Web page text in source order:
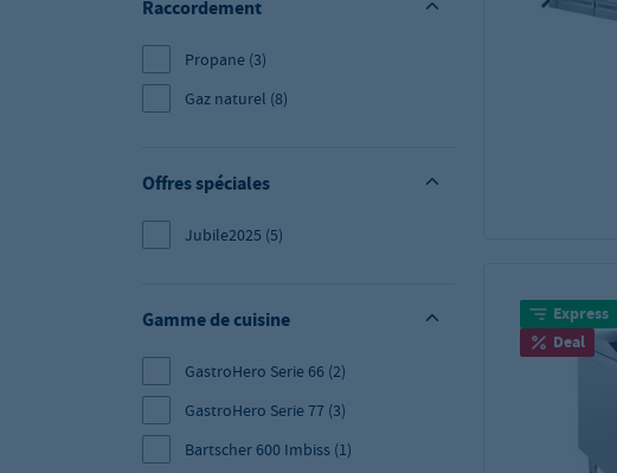
Raccordement
Propane (3)
Gaz naturel (8)
Offres spéciales
Jubile2025 (5)
Gamme de cuisine
GastroHero Serie 66 (2)
GastroHero Serie 77 (3)
Bartscher 600 Imbiss (1)
Express
Deal